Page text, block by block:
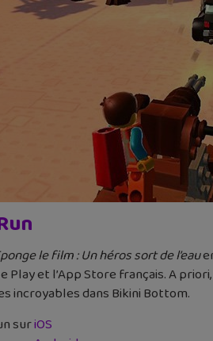
le film : Un héros sort de l’eau
Play et l’App Store français. A
incroyables dans Bikini Bottom.
suriOS